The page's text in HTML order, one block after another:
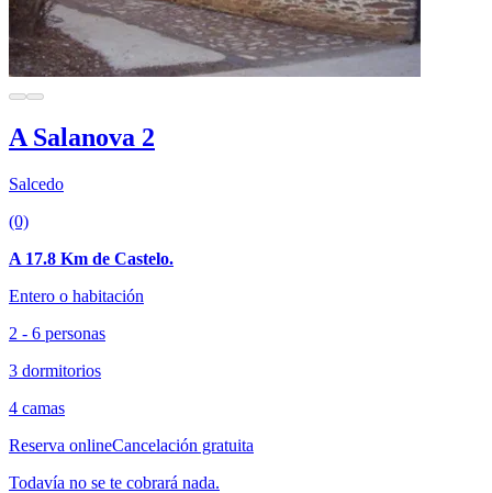
A Salanova 2
Salcedo
(0)
A 17.8 Km de Castelo.
Entero o habitación
2 - 6 personas
3 dormitorios
4 camas
Reserva onlineCancelación gratuita
Todavía no se te cobrará nada.